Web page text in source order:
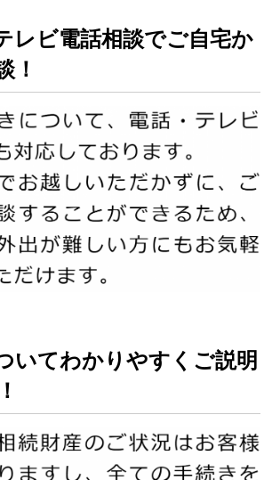
レビ電話相談でご自宅か
！
いてわかりやすくご説明